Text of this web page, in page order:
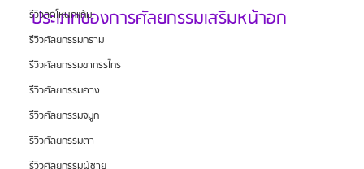
รีวิวลดโหนกแก้ม
รีวิวศัลยกรรมกราม
รีวิวศัลยกรรมขากรรไกร
รีวิวศัลยกรรมคาง
รีวิวศัลยกรรมจมูก
รีวิวศัลยกรรมตา
ประเภทของการศัลยกรรมเสริมหน้าอก